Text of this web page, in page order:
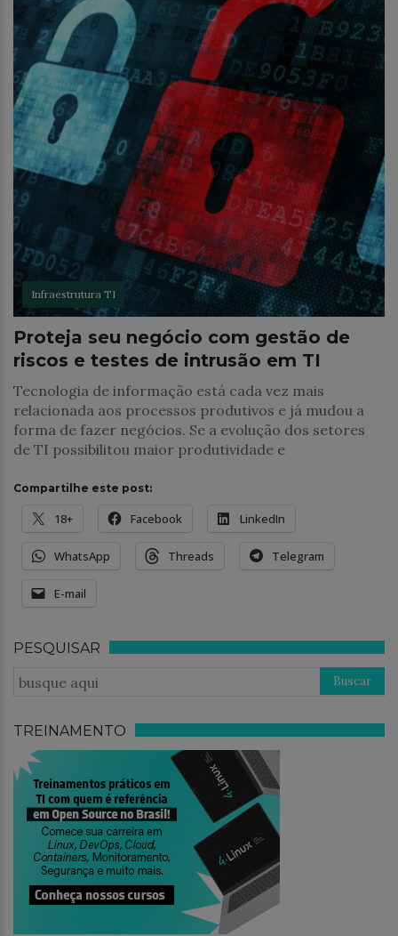
Infraestrutura TI
Proteja seu negócio com gestão de
riscos e testes de intrusão em TI
Tecnologia de informação está cada vez mais
relacionada aos processos produtivos e já mudou a
forma de fazer negócios. Se a evolução dos setores
de TI possibilitou maior produtividade e
Compartilhe este post:
18+ Facebook LinkedIn
WhatsApp Threads Telegram
E-mail
PESQUISAR
TREINAMENTO